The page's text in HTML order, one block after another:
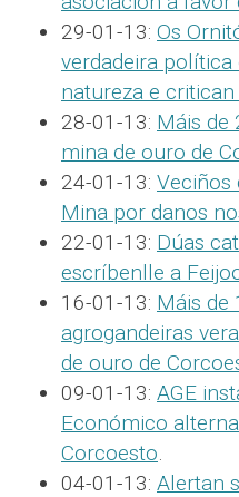
29-01-13: Os
verdadeira
natureza e
28-01-13: Máis de
mina de ouro de
24-01-13: Veciños
Mina por danos
22-01-13: Dúas
escríbenlle a
16-01-13: Máis de
agrogandeiras
de ouro de
09-01-13: AGE
Económico
Corcoesto.
04-01-13: Alertan